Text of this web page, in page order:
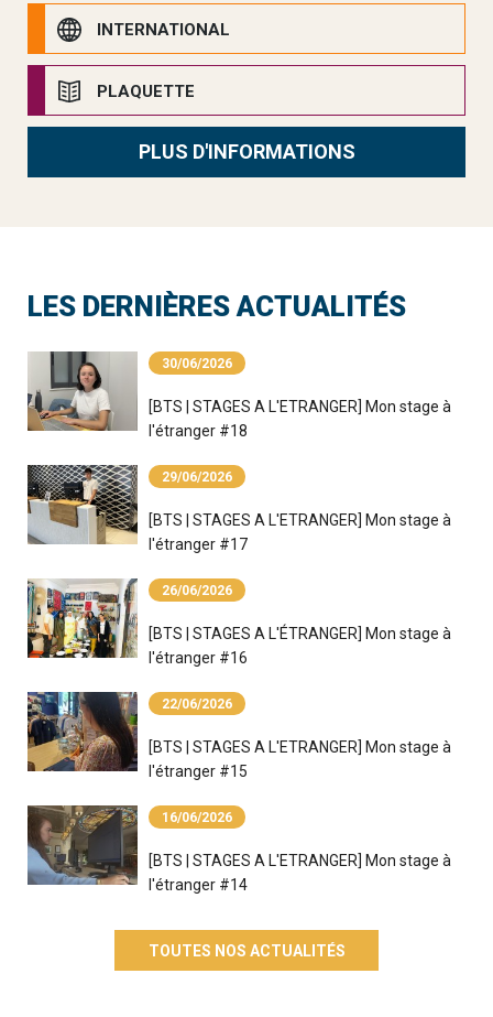
INTERNATIONAL
PLAQUETTE
PLUS D'INFORMATIONS
LES DERNIÈRES ACTUALITÉS
30/06/2026
[BTS | STAGES A L'ETRANGER] Mon stage à
l'étranger #18
29/06/2026
[BTS | STAGES A L'ETRANGER] Mon stage à
l'étranger #17
26/06/2026
[BTS | STAGES A L'ÉTRANGER] Mon stage à
l'étranger #16
22/06/2026
[BTS | STAGES A L'ETRANGER] Mon stage à
l'étranger #15
16/06/2026
[BTS | STAGES A L'ETRANGER] Mon stage à
l'étranger #14
TOUTES NOS ACTUALITÉS